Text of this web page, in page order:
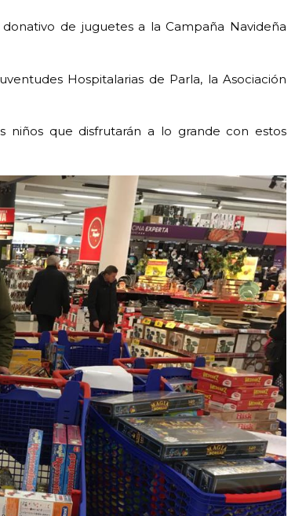
de juguetes a la Campaña Navideña
Hospitalarias de Parla, la Asociación
niños que disfrutarán a lo grande con estos